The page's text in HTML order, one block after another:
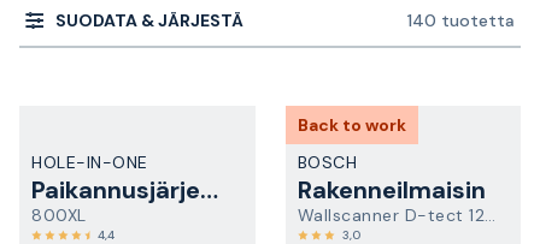
SUODATA & JÄRJESTÄ 140 tuotetta
HOLE-IN-ONE
Paikannusjärjestelmä
800XL
4,4
Back to work
BOSCH
Rakenneilmaisin
Wallscanner D-tect 120
3,0